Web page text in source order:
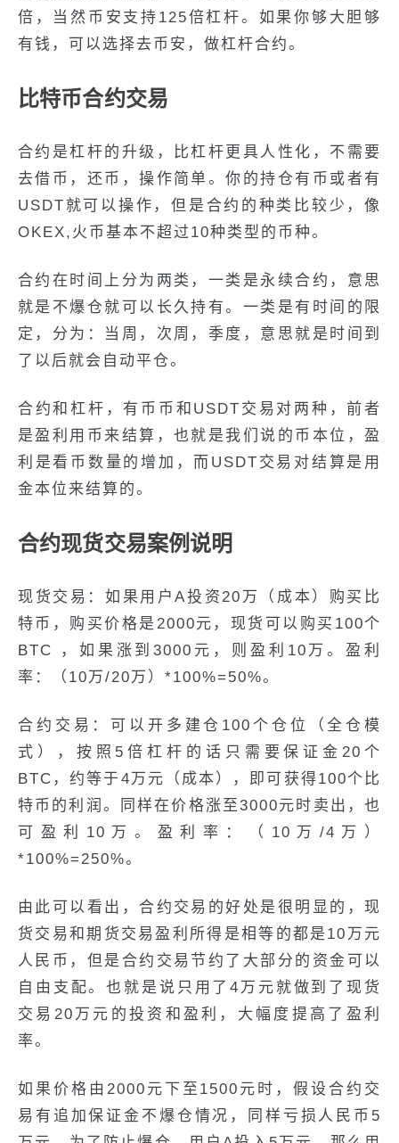
倍，当然币安支持125倍杠杆。如果你够大胆够
有钱，可以选择去币安，做杠杆合约。
比特币合约交易
合约是杠杆的升级，比杠杆更具人性化，不需要
去借币，还币，操作简单。你的持仓有币或者有
USDT就可以操作，但是合约的种类比较少，像
OKEX,火币基本不超过10种类型的币种。
合约在时间上分为两类，一类是永续合约，意思
就是不爆仓就可以长久持有。一类是有时间的限
定，分为：当周，次周，季度，意思就是时间到
了以后就会自动平仓。
合约和杠杆，有币币和USDT交易对两种，前者
是盈利用币来结算，也就是我们说的币本位，盈
利是看币数量的增加，而USDT交易对结算是用
金本位来结算的。
合约现货交易案例说明
现货交易：如果用户A投资20万（成本）购买比
特币，购买价格是2000元，现货可以购买100个
BTC ，如果涨到3000元，则盈利10万。盈利
率：（10万/20万）*100%=50%。
合约交易：可以开多建仓100个仓位（全仓模
式），按照5倍杠杆的话只需要保证金20个
BTC，约等于4万元（成本），即可获得100个比
特币的利润。同样在价格涨至3000元时卖出，也
可盈利10万。盈利率：（10万/4万）
*100%=250%。
由此可以看出，合约交易的好处是很明显的，现
货交易和期货交易盈利所得是相等的都是10万元
人民币，但是合约交易节约了大部分的资金可以
自由支配。也就是说只用了4万元就做到了现货
交易20万元的投资和盈利，大幅度提高了盈利
率。
如果价格由2000元下至1500元时，假设合约交
易有追加保证金不爆仓情况，同样亏损人民币5